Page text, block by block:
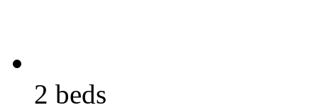
2 beds